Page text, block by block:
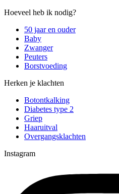
Hoeveel heb ik nodig?
50 jaar en ouder
Baby
Zwanger
Peuters
Borstvoeding
Herken je klachten
Botontkalking
Diabetes type 2
Griep
Haaruitval
Overgangsklachten
Instagram